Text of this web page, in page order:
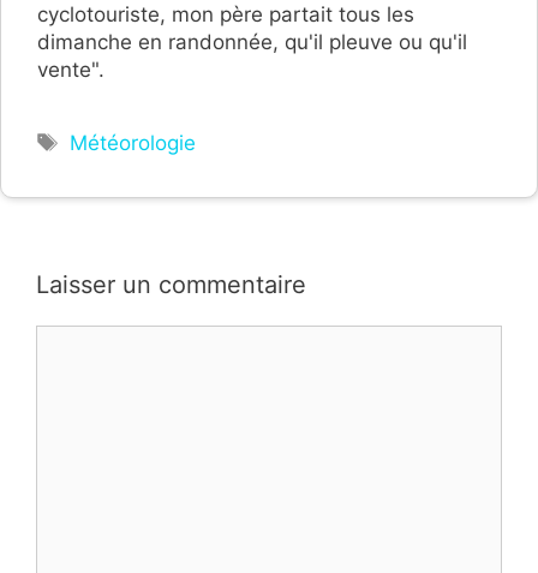
cyclotouriste, mon père partait tous les
dimanche en randonnée, qu'il pleuve ou qu'il
vente".
Étiquettes
Météorologie
Laisser un commentaire